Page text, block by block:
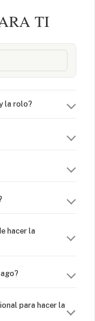
TI
la rolo?
hacer la
para hacer la